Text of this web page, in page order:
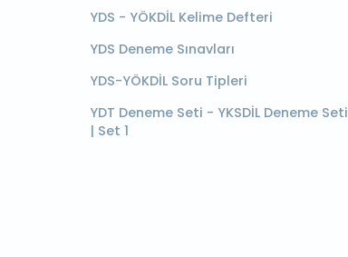
YDS - YÖKDİL Kelime Defteri
YDS Deneme Sınavları
YDS-YÖKDİL Soru Tipleri
YDT Deneme Seti - YKSDİL Deneme Seti
| Set 1